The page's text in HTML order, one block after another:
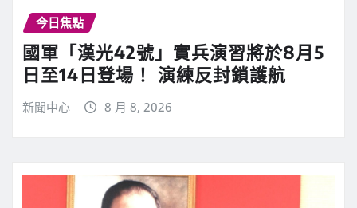
今日焦點
國軍「漢光42號」實兵演習將於8月5
日至14日登場！ 演練反封鎖護航
新聞中心 8 月 8, 2026